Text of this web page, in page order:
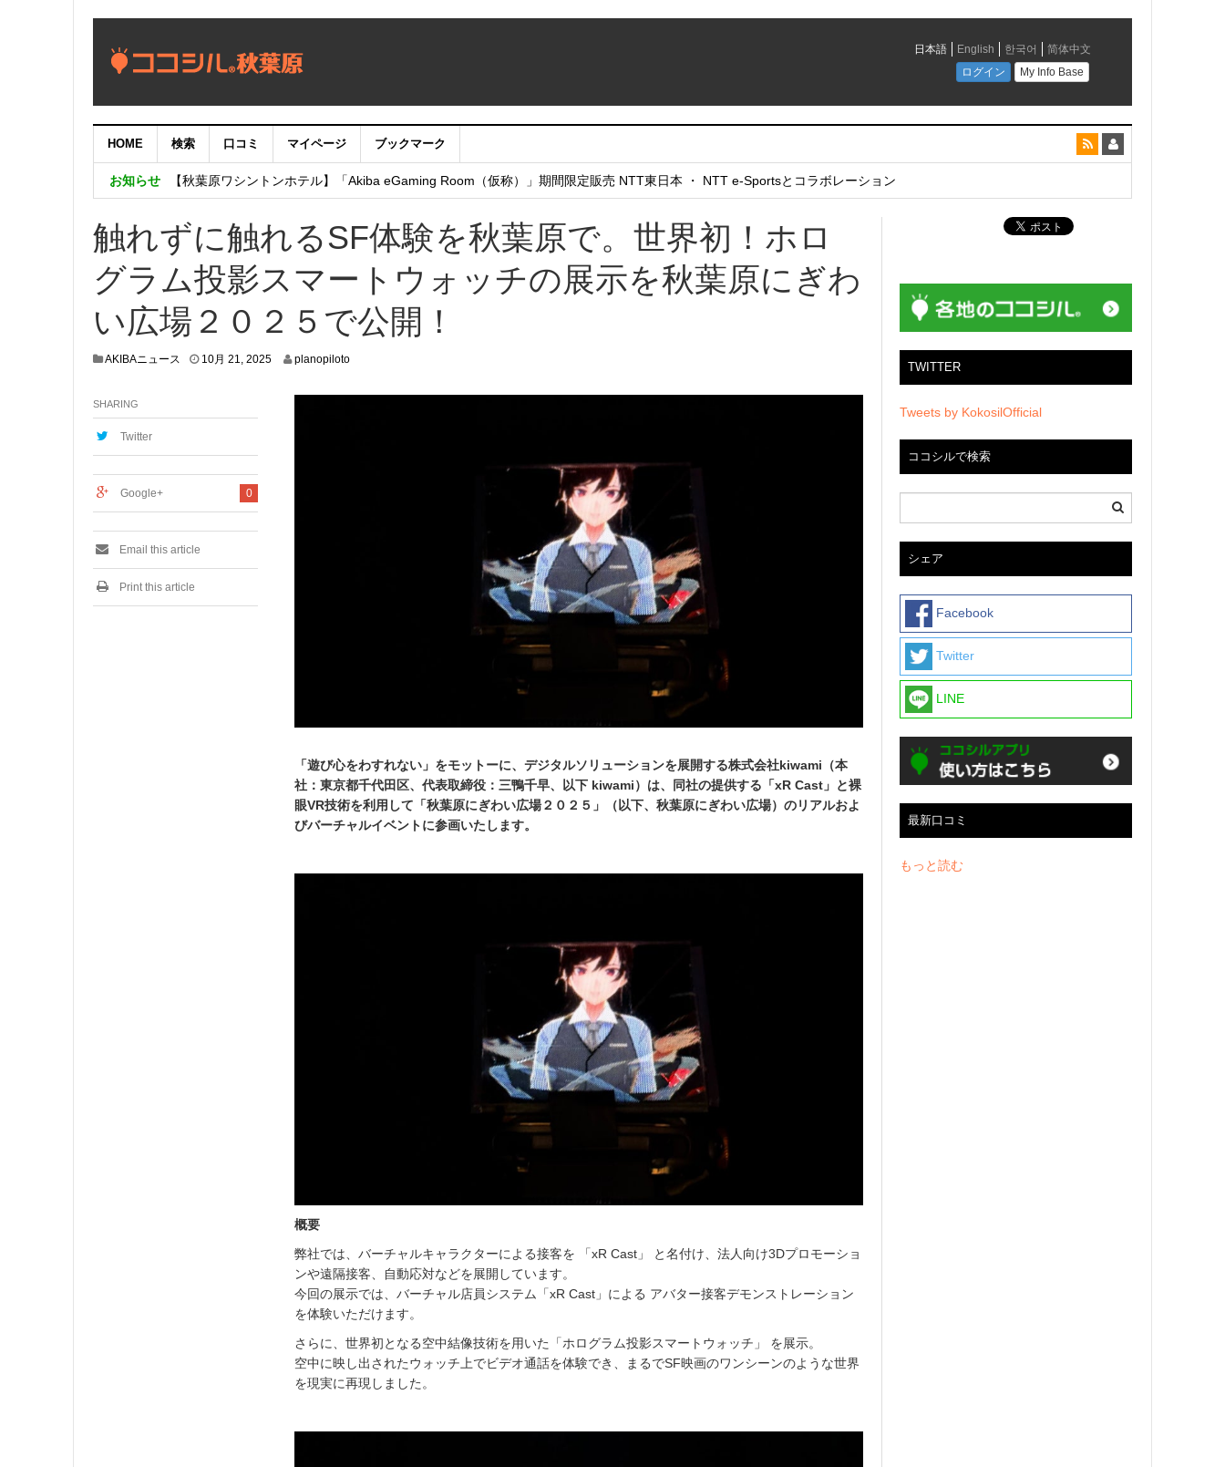
HOME 検索 口コミ マイページ ブックマーク
お知らせ
【重要：9月5日（火）22時】ココシル：アカウントサービス移行のお知らせ
【秋葉原ワシントンホテル】「Akiba eGaming Room（仮称）」期間限定販売 NTT東日本 ・ NTT e-Sportsとコラボレーション
触れずに触れるSF体験を秋葉原で。世界初！ホロ
グラム投影スマートウォッチの展示を秋葉原にぎわ
い広場２０２５で公開！
AKIBAニュース 10月 21, 20251
planopiloto
「遊び心をわすれない」をモットーに、デジタルソリューションを展開する株式会社kiwami（本
社：東京都千代田区、代表取締役：三鴨千早、以下 kiwami）は、同社の提供する「xR Cast」と裸
眼VR技術を利用して「秋葉原にぎわい広場２０２５」（以下、秋葉原にぎわい広場）のリアルおよ
びバーチャルイベントに参画いたします。
概要
弊社では、バーチャルキャラクターによる接客を 「xR Cast」 と名付け、法人向け3Dプロモーショ
ンや遠隔接客、自動応対などを展開しています。
今回の展示では、バーチャル店員システム「xR Cast」による アバター接客デモンストレーション
を体験いただけます。
さらに、世界初となる空中結像技術を用いた「ホログラム投影スマートウォッチ」 を展示。
空中に映し出されたウォッチ上でビデオ通話を体験でき、まるでSF映画のワンシーンのような世界
を現実に再現しました。
SHARING
Twitter
0
Google+
Email this article
Print this article
TWITTER
Tweets by KokosilOfficial
ココシルで検索
シェア
Facebook
Twitter
LINE
最新口コミ
もっと読む